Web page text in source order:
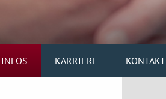
KARRIERE KONTAKT